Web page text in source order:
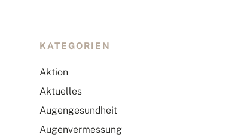
KATEGORIEN
Aktion
Aktuelles
Augengesundheit
Augenvermessung